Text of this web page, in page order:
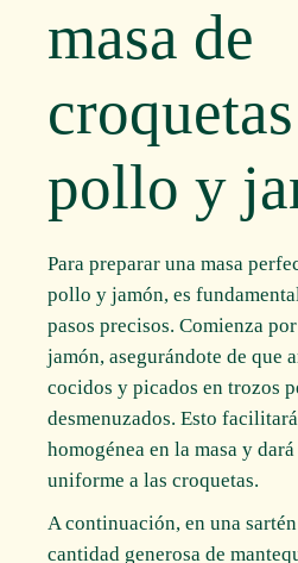
masa de
pollo y
Para preparar una masa
pollo y jamón, es
pasos precisos. Comienza
jamón, asegurándote de que
cocidos y picados en trozos
desmenuzados. Esto
homogénea en la masa y
uniforme a las croquetas.
A continuación, en una
cantidad generosa de